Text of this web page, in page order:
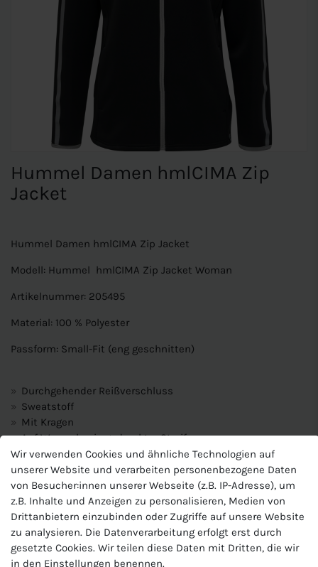
Hummel Damen hmlCIMA Zip
Jacket
Hummel Damen hmlCIMA Zip Jacket
Modell: Hummel hmlCIMA Zip Jacket Woman
Artikelnummer: 205495
Material: 100 % Polyester
Passform: Small-Fit (eng geschnitten)
Durchgehender Reißverschluss
Sweatstoff
Mit Kragen
Auf Wasserbasis gedruckter Streifen
Reißverschlusstaschen
Produktnummer
205495
Hersteller
Hummel, Dänemark
EU-Verantwortlicher
Wir verwenden Cookies und ähnliche Technologien auf
unserer Website und verarbeiten personenbezogene Daten
von Besucher:innen unserer Webseite (z.B. IP-Adresse), um
z.B. Inhalte und Anzeigen zu personalisieren, Medien von
Drittanbietern einzubinden oder Zugriffe auf unsere Website
zu analysieren. Die Datenverarbeitung erfolgt erst durch
gesetzte Cookies. Wir teilen diese Daten mit Dritten, die wir
in den Einstellungen benennen.